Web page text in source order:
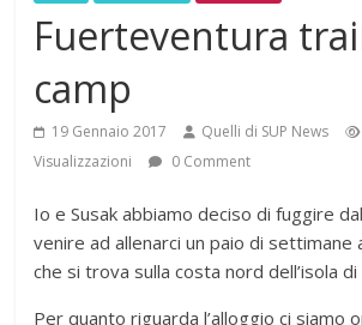
Fuerteventura
camp
19 Gennaio 2017 Quelli di SUP News
Visualizzazioni
0 Comment
Io e Susak abbiamo deciso di fuggire
venire ad allenarci un paio di settimane
che si trova sulla costa nord dell’isola
Per quanto riguarda l’alloggio ci siamo